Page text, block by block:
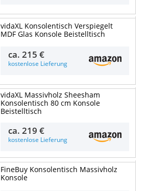
vidaXL Konsolentisch Verspiegelt
MDF Glas Konsole Beistelltisch
ca.215 €
kostenlose Lieferung
vidaXL Massivholz Sheesham
Konsolentisch 80 cm Konsole
Beistelltisch
ca.219 €
kostenlose Lieferung
FineBuy Konsolentisch Massivholz
Konsole